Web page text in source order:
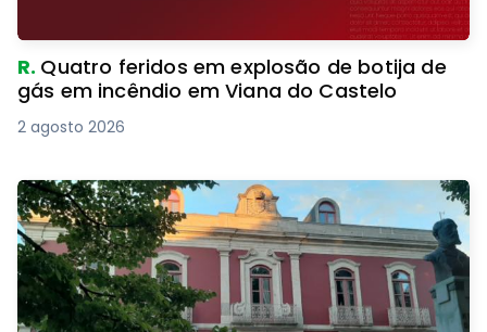
R. Quatro feridos em explosão de botija de
gás em incêndio em Viana do Castelo
2 agosto 2026